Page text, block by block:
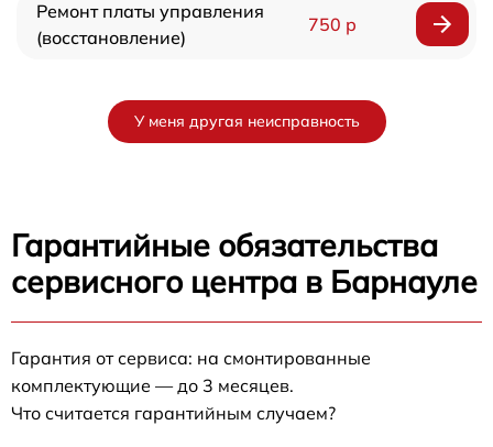
Ремонт платы управления
(восстановление)
750 р
У меня другая неисправность
Гарантийные обязательства
сервисного центра в Барнауле
Гарантия от сервиса: на смонтированные
комплектующие — до 3 месяцев.
Что считается гарантийным случаем?